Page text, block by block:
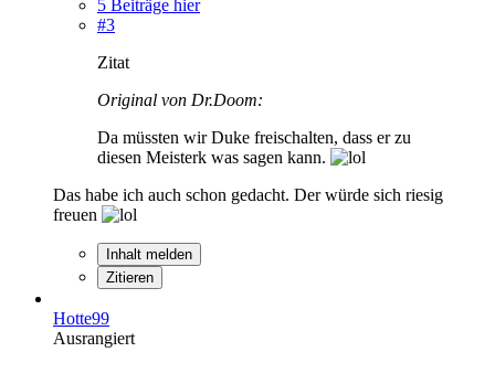
5 Beiträge hier
#3
Zitat
Original von Dr.Doom:
Da müssten wir Duke freischalten, dass er zu
diesen Meisterk was sagen kann.
Das habe ich auch schon gedacht. Der würde sich riesig
freuen
Inhalt melden
Zitieren
Hotte99
Ausrangiert